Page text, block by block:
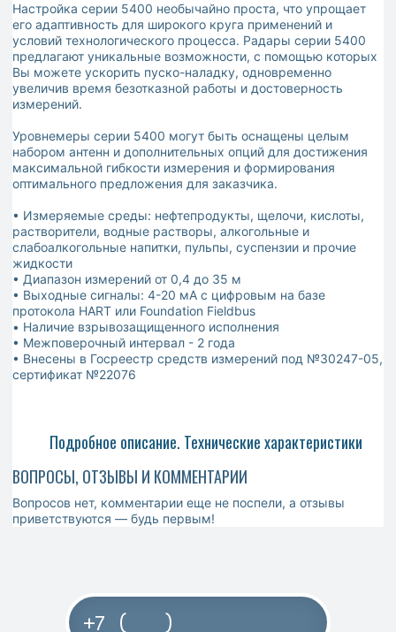
Настройка серии 5400 необычайно проста, что упрощает
его адаптивность для широкого круга применений и
условий технологического процесса. Радары серии 5400
предлагают уникальные возможности, с помощью которых
Вы можете ускорить пуско-наладку, одновременно
увеличив время безотказной работы и достоверность
измерений.
Уровнемеры серии 5400 могут быть оснащены целым
набором антенн и дополнительных опций для достижения
максимальной гибкости измерения и формирования
оптимального предложения для заказчика.
• Измеряемые среды: нефтепродукты, щелочи, кислоты,
растворители, водные растворы, алкогольные и
слабоалкогольные напитки, пульпы, суспензии и прочие
жидкости
• Диапазон измерений от 0,4 до 35 м
• Выходные сигналы: 4-20 мА с цифровым на базе
протокола HART или Foundation Fieldbus
• Наличие взрывозащищенного исполнения
• Межповерочный интервал - 2 года
• Внесены в Госреестр средств измерений под №30247-05,
сертификат №22076
Подробное описание. Технические характеристики
ВОПРОСЫ, ОТЗЫВЫ И КОММЕНТАРИИ
Вопросов нет, комментарии еще не поспели, а отзывы
приветствуются — будь первым!